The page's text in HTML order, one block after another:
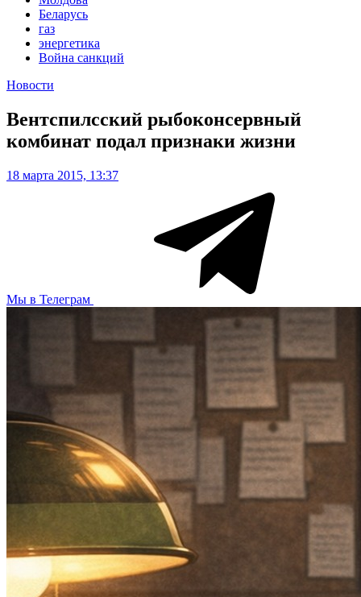
Беларусь
газ
энергетика
Война санкций
Новости
Вентспилсский рыбоконсервный
комбинат подал признаки жизни
18 марта 2015, 13:37
Мы в Телеграм